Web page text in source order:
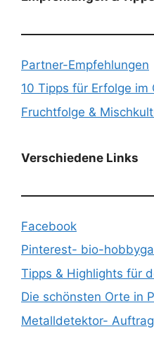
Partner-Empfehlungen
10 Tipps für Erfolge im
Fruchtfolge &
Verschiedene Links
Facebook
Pinterest- bio-
Tipps & Highlights für
Die schönsten Orte in
Metalldetektor-